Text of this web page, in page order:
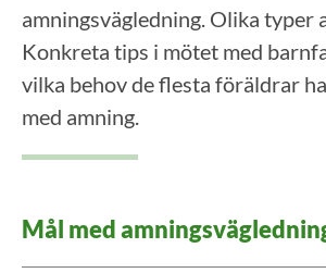
amningsvägledning. Olika typer
Konkreta tips i mötet med
vilka behov de flesta föräldrar
med amning.
Mål med